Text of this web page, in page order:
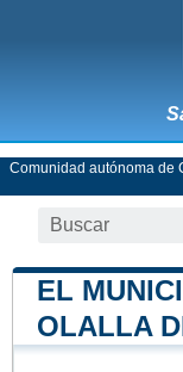
Comunidad autónoma de
EL
OLALLA